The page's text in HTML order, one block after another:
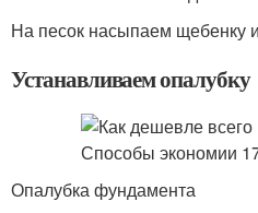
На песок насыпаем щебенку
Устанавливаем опалубку
Опалубка фундамента